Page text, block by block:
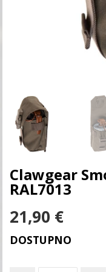
Clawgear
RAL7013
21,90 €
DOSTUPNO